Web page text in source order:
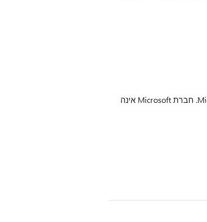
מוצרי ספקים חיצוניים הנזכרים במאמר זה מיוצרים על ידי חברות שאינן תלויות ב-Microsoft. חברת Microsoft אינה